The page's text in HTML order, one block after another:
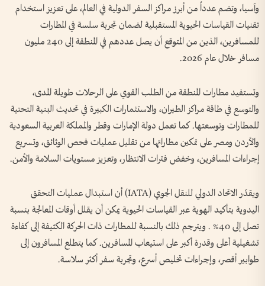
وآسيا، وتضم عدداً من أبرز مراكز السفر الدولية في العالم، على تعزيز استخدام
تقنيات القياسات الحيوية المستقبلية لضمان تجربة سلسة في المطارات
للمسافرين، الذين من المتوقع أن يصل عددهم في المنطقة إلى 240 مليون
مسافر خلال عام 2026.
وتستفيد مطارات المنطقة من الطلب القوي على الرحلات طويلة المدى،
والتوسع في طاقة مراكز الطيران، والاستثمارات الكبيرة في تحديث البنية التحتية
للمطارات وتوسعتها. كما تعمل دولة الإمارات وقطر والمملكة العربية السعودية
والأردن ومصر على تمكين مطاراتها من تقليل عمليات فحص الوثائق، وتسريع
إجراءات المسافرين، وخفض فترات الانتظار، وتعزيز مستويات السلامة والأمن.
ويقدّر الاتحاد الدولي للنقل الجوي (IATA) أن استبدال عمليات التحقق
اليدوية بتأكيد الهوية عبر القياسات الحيوية يمكن أن يقلل أوقات المعالجة بنسبة
تصل إلى 40% . ويترجم ذلك بالنسبة للمطارات ذات الحركة الكثيفة إلى كفاءة
تشغيلية أعلى وقدرة أكبر على استيعاب المسافرين. كما يتطلع المسافرون إلى
طوابير أقصر، وإجراءات تخليص أسرع، وتجربة سفر أكثر سلاسة.